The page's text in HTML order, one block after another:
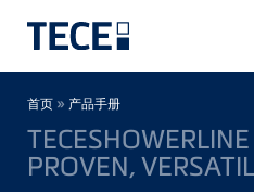
Breadcrumb
首页 » 产品手册
PROVEN,